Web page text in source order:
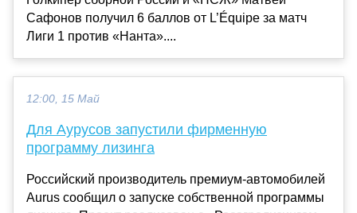
Сафонов получил 6 баллов от L’Équipe за матч
Лиги 1 против «Нанта»....
12:00, 15 Май
Для Аурусов запустили фирменную
программу лизинга
Российский производитель премиум-автомобилей
Aurus сообщил о запуске собственной программы